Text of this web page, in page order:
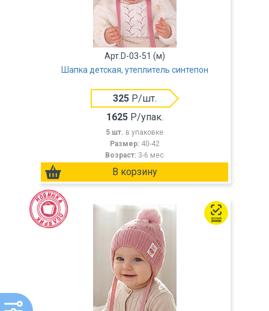
Арт.D-03-51 (м)
Шапка детская, утеплитель синтепон
325Р/шт.
1625Р/упак.
5 шт. в упаковке
Размер: 40-42
Возраст: 3-6 мес